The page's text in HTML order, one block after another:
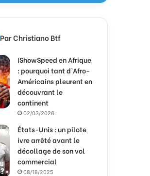
Par Christiano Btf
IShowSpeed en Afrique
: pourquoi tant d’Afro-
Américains pleurent en
découvrant le
continent
02/03/2026
États-Unis : un pilote
ivre arrêté avant le
décollage de son vol
commercial
08/18/2025